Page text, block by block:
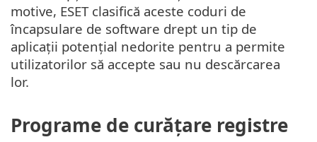
motive, ESET clasifică aceste coduri de
încapsulare de software drept un tip de
aplicații potențial nedorite pentru a permite
utilizatorilor să accepte sau nu descărcarea
lor.
Programe de curățare registre